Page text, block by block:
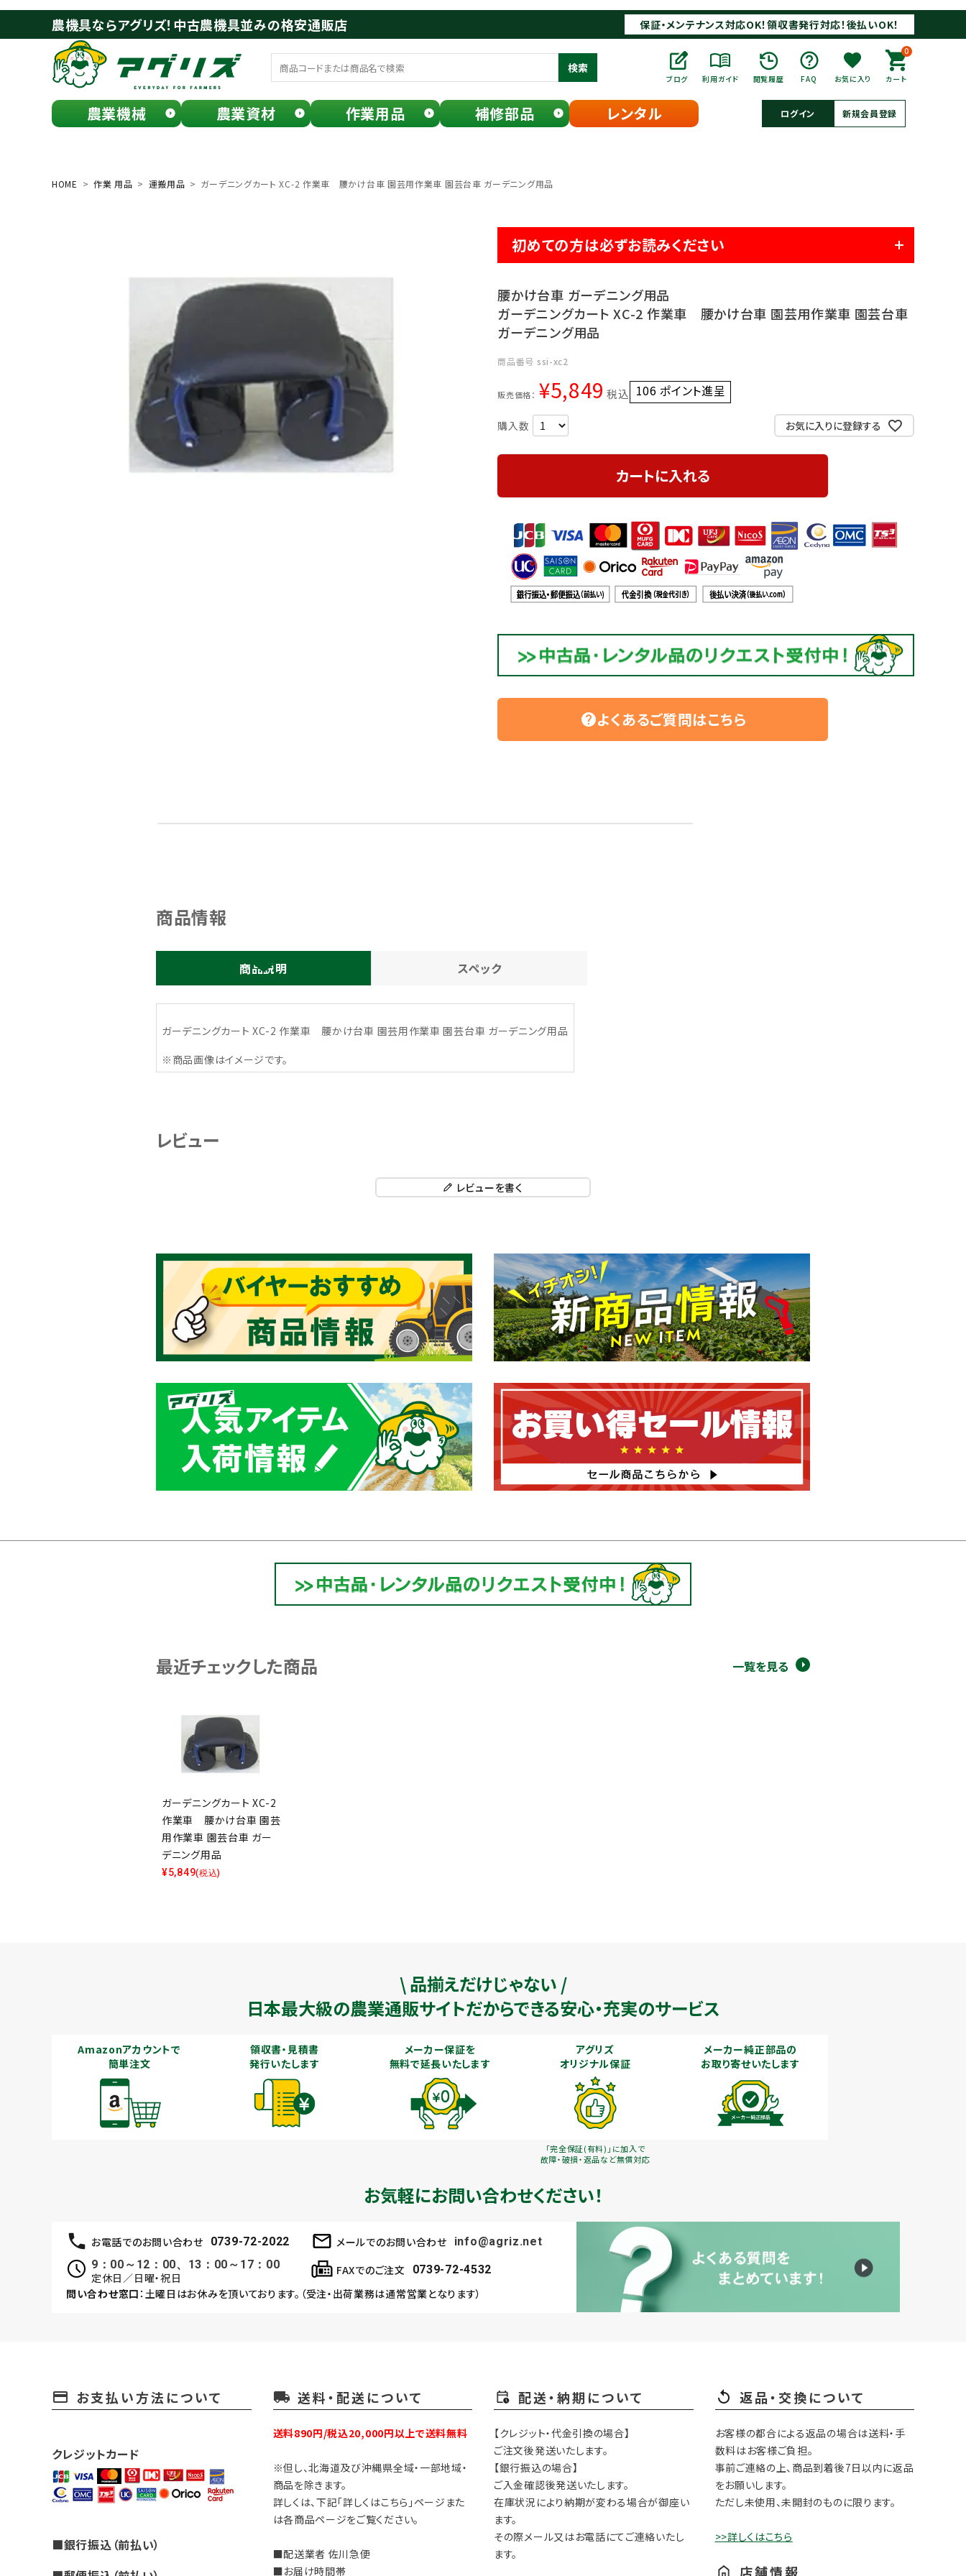
農機具ならアグリズ！中古農機具並みの格安通販店 保証・メンテナンス対応OK！領収書発行対応！後払いOK！
検索
ブログ 利用ガイド 閲覧履歴 FAQ お気に入り
0
カート
農業機械 農業資材 作業用品 補修部品 レンタル ログイン 新規会員登録
search
24時間受付
HOME 作業 用品 運搬用品 ガーデニングカート XC-2 作業車 腰かけ台車 園芸用作業車 園芸台車 ガーデニング用品
初めての方は必ずお読みください
腰かけ台車 ガーデニング用品
ガーデニングカート XC-2 作業車 腰かけ台車 園芸用作業車 園芸台車
ガーデニング用品
商品番号 ssi-xc2
販売価格： ¥5,849 税込 106 ポイント進呈 ]
お気に入りに登録する
カートに入れる
helpよくあるご質問はこちら
商品情報
商品説明 スペック
ガーデニングカート XC-2 作業車 腰かけ台車 園芸用作業車 園芸台車 ガーデニング用品
※商品画像はイメージです。
レビュー
レビューを書く
最近チェックした商品 一覧を見る
ガーデニングカート XC-2
作業車 腰かけ台車 園芸
用作業車 園芸台車 ガー
デニング用品
¥5,849(税込)
\ 品揃えだけじゃない /
日本最大級の農業通販サイトだからできる安心・充実のサービス
Amazonアカウントで
簡単注文
領収書・見積書
発行いたします
メーカー保証を
無料で延長いたします
アグリズ
オリジナル保証
「完全保証(有料)」に加入で
故障・破損・返品など無償対応
メーカー純正部品の
お取り寄せいたします
お気軽にお問い合わせください！
お電話でのお問い合わせ 0739-72-2022 メールでのお問い合わせ
info@agriz.net
9：00～12：00、13：00～17：00
定休日／日曜・祝日
FAXでのご注文 0739-72-4532
問い合わせ窓口 ：土曜日はお休みを頂いております。（受注・出荷業務は通常営業となります）
payment お支払い方法について
クレジットカード
■銀行振込（前払い）
local_shipping 送料・配送について
送料890円/税込20,000円以上で送料無料
※但し、北海道及び沖縄県全域・一部地域・
商品を除きます。
詳しくは、下記「詳しくはこちら」ページまた
は各商品ページをご覧ください。
■配送業者 佐川急便
■お届け時間帯
配送・納期について
【クレジット・代金引換の場合】
ご注文後発送いたします。
【銀行振込の場合】
ご入金確認後発送いたします。
在庫状況により納期が変わる場合が御座い
ます。
その際メール又はお電話にてご連絡いたし
ます。
返品・交換について
お客様の都合による返品の場合は送料・手
数料はお客様ご負担。
事前ご連絡の上、商品到着後7日以内に返品
をお願いします。
ただし未使用、未開封のものに限ります。
>>詳しくはこちら
店舗情報